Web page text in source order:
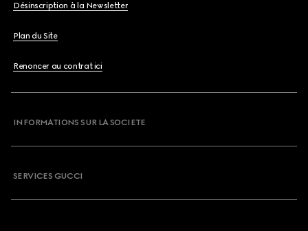
Désinscription à la Newsletter
Plan du Site
Renoncer au contrat ici
INFORMATIONS SUR LA SOCIETE
SERVICES GUCCI